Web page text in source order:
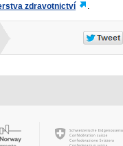
zdravotnictví .